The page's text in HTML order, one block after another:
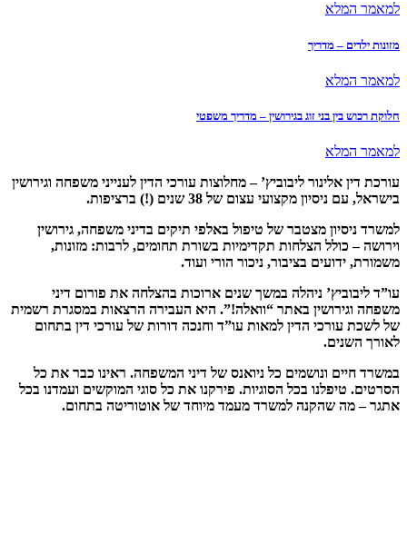
– מדריך
בני זוג בגירושין – מדריך משפטי
ליבוביץ’ – מחלוצות עורכי הדין לענייני משפחה וגירושין
מקצועי עצום של 38 שנים (!) ברציפות
.
מצטבר של טיפול באלפי תיקים בדיני משפחה, גירושין
הצלחות תקדימיות בשורת תחומים, לרבות: מזונות,
בציבור, ניכור הורי ועוד.
ניהלה במשך שנים ארוכות בהצלחה את פורום דיני
באתר “וואלה!”. היא העבירה הרצאות במסגרת רשמית
הדין למאות עו”ד וחנכה דורות של עורכי דין בתחום
.
ונושמים כל ניואנס של דיני המשפחה. ראינו כבר את כל
בכל הסוגיות. פירקנו את כל סוגי המוקשים ועמדנו בכל
שהקנה למשרד מעמד מיוחד של אוטוריטה בתחום.